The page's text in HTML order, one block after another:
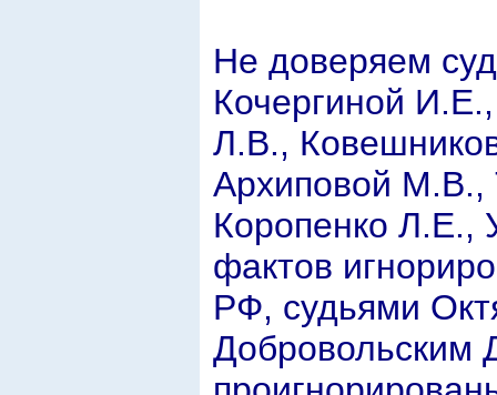
Не доверяем
Кочергиной
Л.В.,
Архиповой М.В.,
Коропенко Л.Е.,
фактов
РФ, судьями
Добровольским